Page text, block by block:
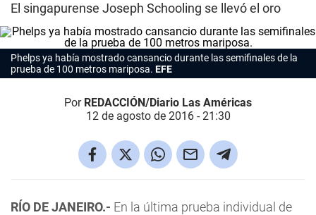
El singapurense Joseph Schooling se llevó el oro
Phelps ya había mostrado cansancio durante las semifinales de la
prueba de 100 metros mariposa. EFE
Por REDACCIÓN/Diario Las Américas
12 de agosto de 2016 - 21:30
RÍO DE JANEIRO.- En la última prueba individual de